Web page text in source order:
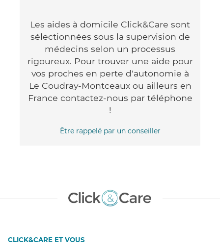
Les aides à domicile Click&Care sont
sélectionnées sous la supervision de
médecins selon un processus
rigoureux. Pour trouver une aide pour
vos proches en perte d'autonomie à
Le Coudray-Montceaux ou ailleurs en
France contactez-nous par téléphone
!
Être rappelé par un conseiller
CLICK&CARE ET VOUS